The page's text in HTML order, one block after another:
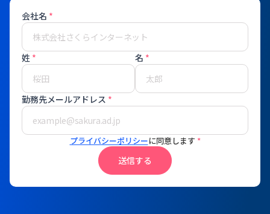
会社名 *
姓 * 名 *
勤務先メールアドレス *
プライバシーポリシーに同意します *
送信する